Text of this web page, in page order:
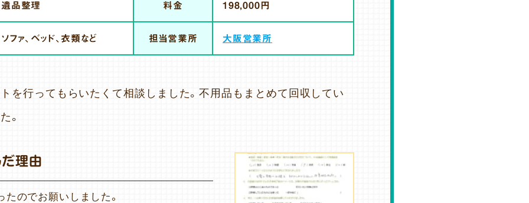
遺品整理 料金 198,000円
ソファ、ベッド、衣類など 担当営業所 大阪営業所
を行ってもらいたくて相談しました。不用品もまとめて回収してい
。
理由
のでお願いしました。